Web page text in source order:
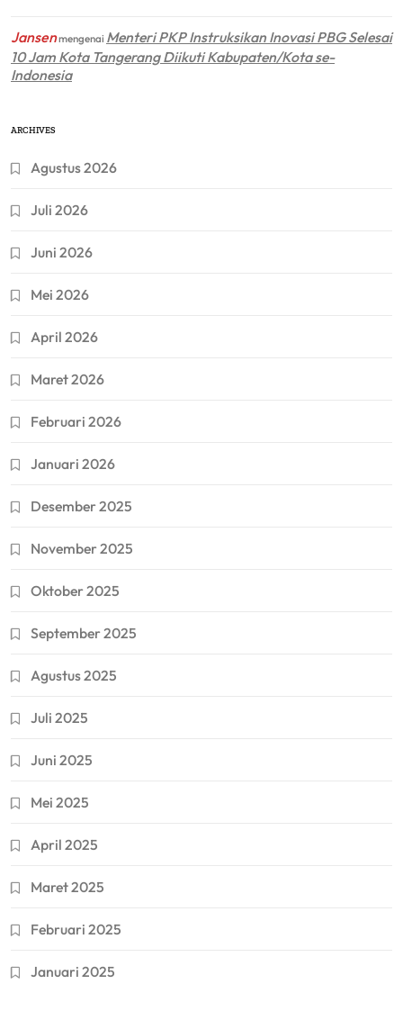
Jansenmengenai Menteri PKP Instruksikan Inovasi PBG Selesai
10 Jam Kota Tangerang Diikuti Kabupaten/Kota se-
Indonesia
ARCHIVES
Agustus 2026
Juli 2026
Juni 2026
Mei 2026
April 2026
Maret 2026
Februari 2026
Januari 2026
Desember 2025
November 2025
Oktober 2025
September 2025
Agustus 2025
Juli 2025
Juni 2025
Mei 2025
April 2025
Maret 2025
Februari 2025
Januari 2025